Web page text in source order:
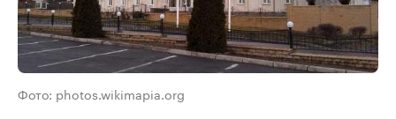
Фото: photos.wikimapia.org